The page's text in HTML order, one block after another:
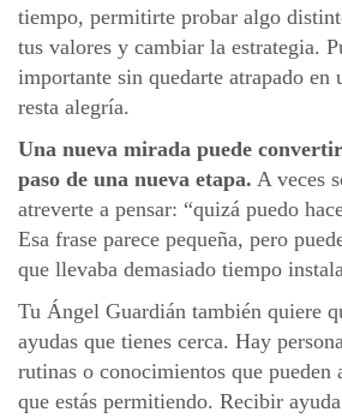
tiempo, permitirte probar algo
tus valores y cambiar la estrategia.
importante sin quedarte atrapado en
resta alegría.
Una nueva mirada puede
paso de una nueva etapa. A veces
atreverte a pensar: “quizá puedo
Esa frase parece pequeña, pero
que llevaba demasiado tiempo
Tu Ángel Guardián también quiere
ayudas que tienes cerca. Hay
rutinas o conocimientos que pueden
que estás permitiendo. Recibir